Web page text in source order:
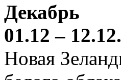
Декабрь
01.12 –
Новая